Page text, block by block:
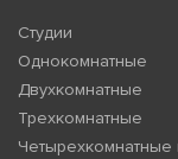
Студии
Однокомнатные
Двухкомнатные
Трехкомнатные